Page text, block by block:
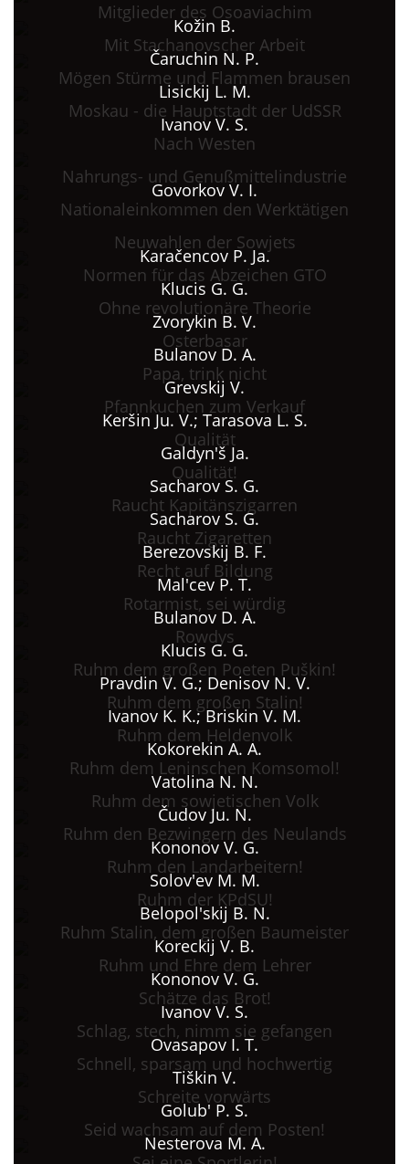
Mitglieder des Osoaviachim
Kožin B.
Mit Stachanovscher Arbeit
Čaruchin N. P.
Mögen Stürme und Flammen brausen
Lisickij L. M.
Moskau - die Hauptstadt der UdSSR
Ivanov V. S.
Nach Westen
Nahrungs- und Genußmittelindustrie
Govorkov V. I.
Nationaleinkommen den Werktätigen
Neuwahlen der Sowjets
Karačencov P. Ja.
Normen für das Abzeichen GTO
Klucis G. G.
Ohne revolutionäre Theorie
Zvorykin B. V.
Osterbasar
Bulanov D. A.
Papa, trink nicht
Grevskij V.
Pfannkuchen zum Verkauf
Keršin Ju. V.; Tarasova L. S.
Qualität
Galdyn'š Ja.
Qualität!
Sacharov S. G.
Raucht Kapitänszigarren
Sacharov S. G.
Raucht Zigaretten
Berezovskij B. F.
Recht auf Bildung
Mal'cev P. T.
Rotarmist, sei würdig
Bulanov D. A.
Rowdys
Klucis G. G.
Ruhm dem großen Poeten Puškin!
Pravdin V. G.; Denisov N. V.
Ruhm dem großen Stalin!
Ivanov K. K.; Briskin V. M.
Ruhm dem Heldenvolk
Kokorekin A. A.
Ruhm dem Leninschen Komsomol!
Vatolina N. N.
Ruhm dem sowjetischen Volk
Čudov Ju. N.
Ruhm den Bezwingern des Neulands
Kononov V. G.
Ruhm den Landarbeitern!
Solov'ev M. M.
Ruhm der KPdSU!
Belopol'skij B. N.
Ruhm Stalin, dem großen Baumeister
Koreckij V. B.
Ruhm und Ehre dem Lehrer
Kononov V. G.
Schätze das Brot!
Ivanov V. S.
Schlag, stech, nimm sie gefangen
Ovasapov I. T.
Schnell, sparsam und hochwertig
Tiškin V.
Schreite vorwärts
Golub' P. S.
Seid wachsam auf dem Posten!
Nesterova M. A.